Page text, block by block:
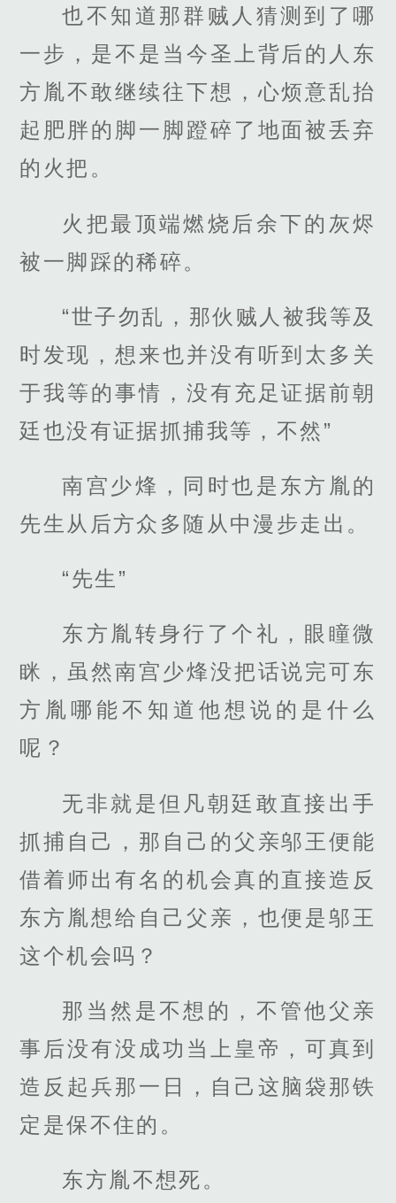
也不知道那群贼人猜测到了哪
一步，是不是当今圣上背后的人东
方胤不敢继续往下想，心烦意乱抬
起肥胖的脚一脚蹬碎了地面被丢弃
的火把。
火把最顶端燃烧后余下的灰烬
被一脚踩的稀碎。
“世子勿乱，那伙贼人被我等及
时发现，想来也并没有听到太多关
于我等的事情，没有充足证据前朝
廷也没有证据抓捕我等，不然”
南宫少烽，同时也是东方胤的
先生从后方众多随从中漫步走出。
“先生”
东方胤转身行了个礼，眼瞳微
眯，虽然南宫少烽没把话说完可东
方胤哪能不知道他想说的是什么
呢？
无非就是但凡朝廷敢直接出手
抓捕自己，那自己的父亲邬王便能
借着师出有名的机会真的直接造反
东方胤想给自己父亲，也便是邬王
这个机会吗？
那当然是不想的，不管他父亲
事后没有没成功当上皇帝，可真到
造反起兵那一日，自己这脑袋那铁
定是保不住的。
东方胤不想死。